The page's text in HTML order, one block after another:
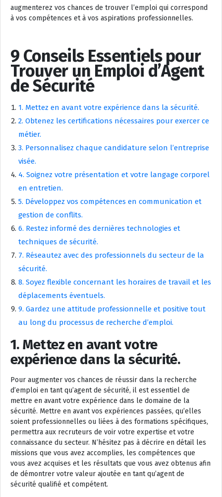
augmenterez vos chances de trouver l’emploi qui correspond
à vos compétences et à vos aspirations professionnelles.
9 Conseils Essentiels pour
Trouver un Emploi d’Agent
de Sécurité
1. Mettez en avant votre expérience dans la sécurité.
2. Obtenez les certifications nécessaires pour exercer ce
métier.
3. Personnalisez chaque candidature selon l’entreprise
visée.
4. Soignez votre présentation et votre langage corporel
en entretien.
5. Développez vos compétences en communication et
gestion de conflits.
6. Restez informé des dernières technologies et
techniques de sécurité.
7. Réseautez avec des professionnels du secteur de la
sécurité.
8. Soyez flexible concernant les horaires de travail et les
déplacements éventuels.
9. Gardez une attitude professionnelle et positive tout
au long du processus de recherche d’emploi.
1. Mettez en avant votre
expérience dans la sécurité.
Pour augmenter vos chances de réussir dans la recherche
d’emploi en tant qu’agent de sécurité, il est essentiel de
mettre en avant votre expérience dans le domaine de la
sécurité. Mettre en avant vos expériences passées, qu’elles
soient professionnelles ou liées à des formations spécifiques,
permettra aux recruteurs de voir votre expertise et votre
connaissance du secteur. N’hésitez pas à décrire en détail les
missions que vous avez accomplies, les compétences que
vous avez acquises et les résultats que vous avez obtenus afin
de démontrer votre valeur ajoutée en tant qu’agent de
sécurité qualifié et compétent.